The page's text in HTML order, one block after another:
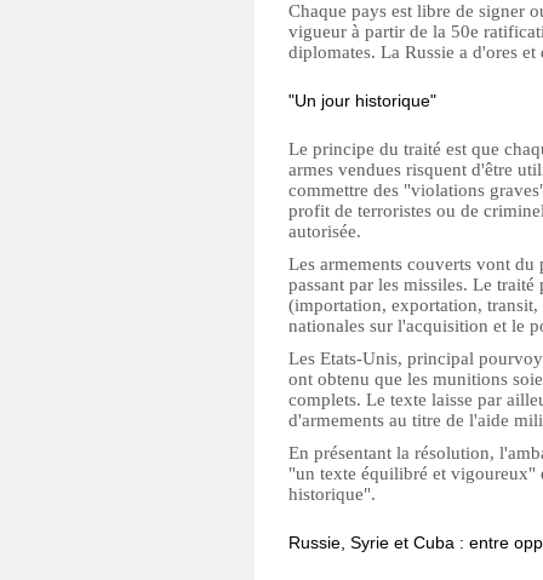
Chaque pays est libre de signer
vigueur à partir de la 50e
diplomates. La Russie a d'ores
"Un jour historique"
Le principe du traité est que
armes vendues risquent d'être
commettre des "violations
profit de terroristes ou de
autorisée.
Les armements couverts vont
passant par les missiles. Le
(importation, exportation,
nationales sur l'acquisition et le
Les Etats-Unis, principal
ont obtenu que les munitions
complets. Le texte laisse par
d'armements au titre de l'aide
En présentant la résolution,
"un texte équilibré et vigoureux"
historique".
Russie, Syrie et Cuba : entre